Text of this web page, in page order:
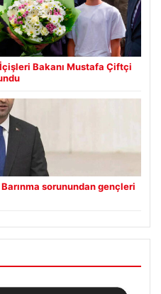
Bakanı Mustafa Çiftçi
sorunundan gençleri